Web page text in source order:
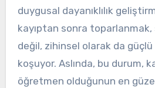
duygusal dayanıklılık
kayıptan sonra
değil, zihinsel olarak da güçlü
koşuyor. Aslında, bu durum,
öğretmen olduğunun en